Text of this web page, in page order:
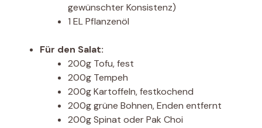
gewünschter Konsistenz)
1 EL Pflanzenöl
Für den Salat:
200g Tofu, fest
200g Tempeh
200g Kartoffeln, festkochend
200g grüne Bohnen, Enden entfernt
200g Spinat oder Pak Choi